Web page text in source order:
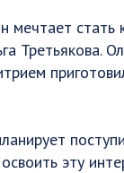
мечтает
Третьякова.
эту